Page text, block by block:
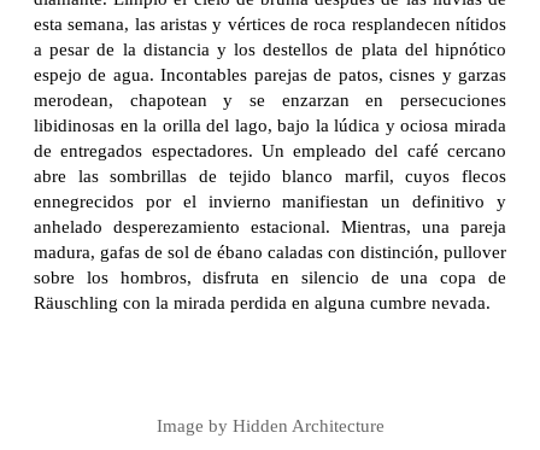
esta semana, las aristas y vértices de roca resplandecen nítidos
a pesar de la distancia y los destellos de plata del hipnótico
espejo de agua. Incontables parejas de patos, cisnes y garzas
merodean, chapotean y se enzarzan en persecuciones
libidinosas en la orilla del lago, bajo la lúdica y ociosa mirada
de entregados espectadores. Un empleado del café cercano
abre las sombrillas de tejido blanco marfil, cuyos flecos
ennegrecidos por el invierno manifiestan un definitivo y
anhelado desperezamiento estacional. Mientras, una pareja
madura, gafas de sol de ébano caladas con distinción, pullover
sobre los hombros, disfruta en silencio de una copa de
Räuschling con la mirada perdida en alguna cumbre nevada.
Image by Hidden Architecture